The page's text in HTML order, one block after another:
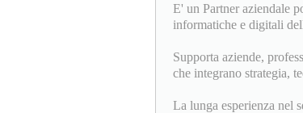
E' un Partner aziendale
informatiche e digitali
Supporta aziende,
che integrano strategia,
La lunga esperienza nel